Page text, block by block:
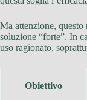
Ma attenzione,
soluzione “forte”. In
uso ragionato,
Obiettivo